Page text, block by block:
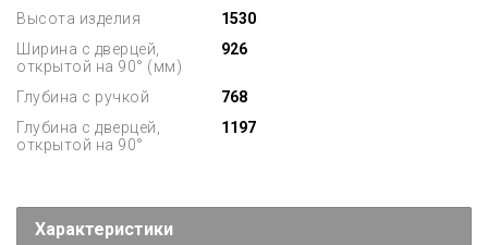
Высота изделия
1530
Ширина с дверцей,
открытой на 90° (мм)
926
Глубина с ручкой
768
Глубина с дверцей,
открытой на 90°
1197
Характеристики